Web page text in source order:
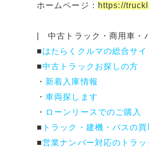
ホームページ： https://
| 中古トラック・商用車・
■はたらくクルマの総合サイ
■中古トラックお探しの方
・ 新着入庫情報
・車両探します
・ ローンリースでのご購入
■ トラック・建機・バスの
■営業ナンバー対応のトラッ